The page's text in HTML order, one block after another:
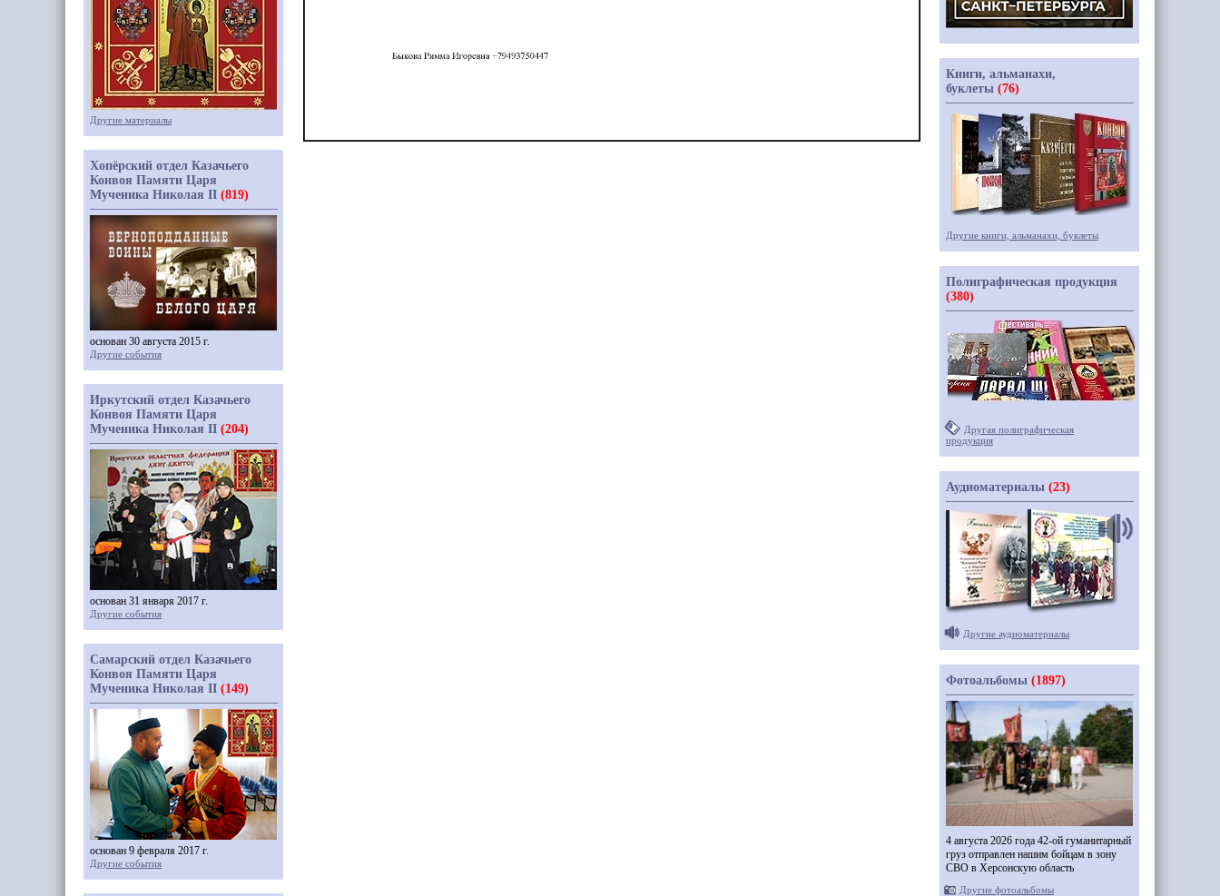
Другие материалы
Хопёрский отдел Казачьего
Конвоя Памяти Царя
Мученика Николая II (819)
основан 30 августа 2015 г.
Другие события
Иркутский отдел Казачьего
Конвоя Памяти Царя
Мученика Николая II (204)
основан 31 января 2017 г.
Другие события
Самарский отдел Казачьего
Конвоя Памяти Царя
Мученика Николая II (149)
основан 9 февраля 2017 г.
Другие события
Книги, альманахи,
буклеты (76)
Другие книги, альманахи, буклеты
Полиграфическая продукция
(380)
Другая полиграфическая
продукция
Аудиоматериалы (23)
Другие аудиоматериалы
Фотоальбомы (1897)
4 августа 2026 года 42-ой гуманитарный
груз отправлен нашим бойцам в зону
СВО в Херсонскую область
Другие фотоальбомы